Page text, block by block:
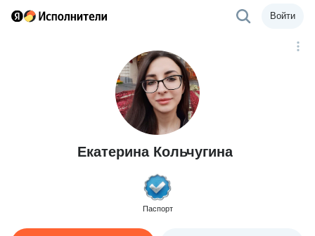
Войти
Екатерина Кольчугина
Паспорт